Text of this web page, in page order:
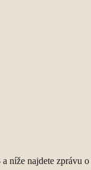
najdete zprávu